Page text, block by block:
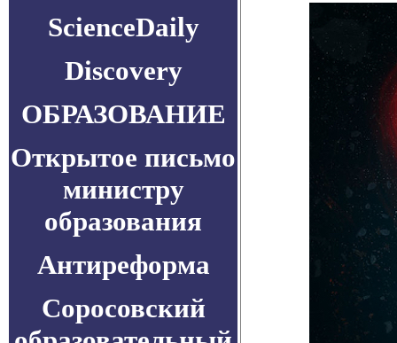
ScienceDaily
Discovery
ОБРАЗОВАНИЕ
Открытое письмо
министру
образования
Антиреформа
Соросовский